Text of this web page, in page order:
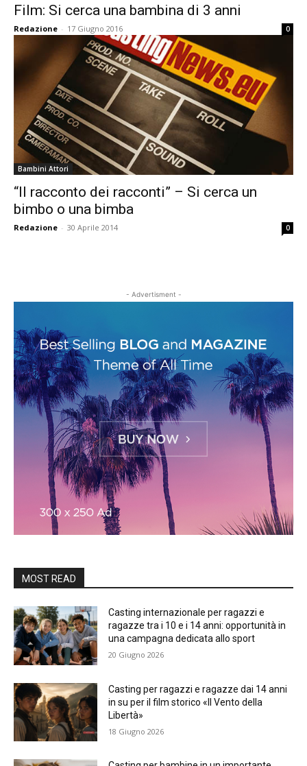
Film: Si cerca una bambina di 3 anni
Redazione - 17 Giugno 2016 0
Bambini Attori
“Il racconto dei racconti” – Si cerca un
bimbo o una bimba
Redazione - 30 Aprile 2014 0
- Advertisment -
MOST READ
Casting internazionale per ragazzi e
ragazze tra i 10 e i 14 anni: opportunità in
una campagna dedicata allo sport
20 Giugno 2026
Casting per ragazzi e ragazze dai 14 anni
in su per il film storico «Il Vento della
Libertà»
18 Giugno 2026